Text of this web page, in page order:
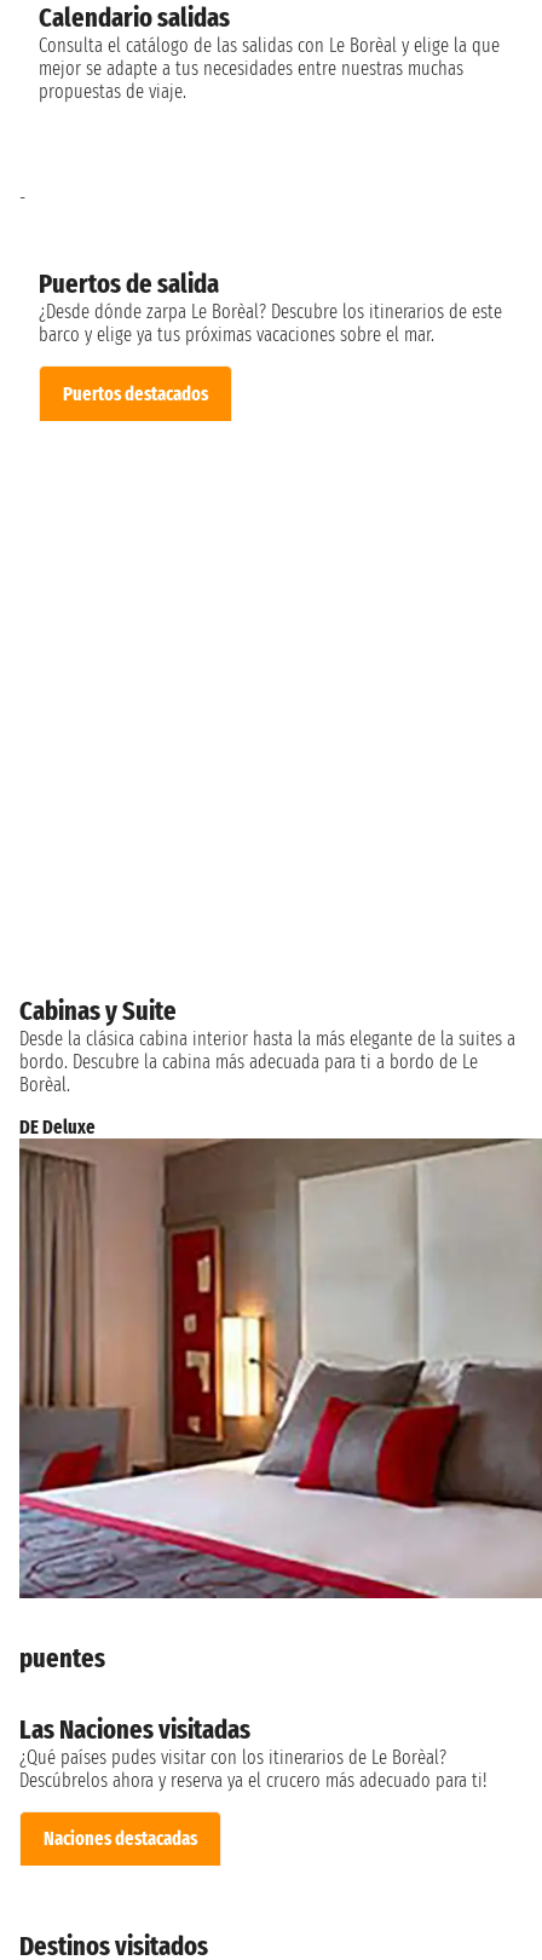
Calendario salidas
Consulta el catálogo de las salidas con Le Borèal y elige la que
mejor se adapte a tus necesidades entre nuestras muchas
propuestas de viaje.
Puertos de salida
¿Desde dónde zarpa Le Borèal? Descubre los itinerarios de este
barco y elige ya tus próximas vacaciones sobre el mar.
Puertos destacados
-
Cabinas y Suite
Desde la clásica cabina interior hasta la más elegante de la suites a
bordo. Descubre la cabina más adecuada para ti a bordo de Le
Borèal.
DE Deluxe
puentes
Las Naciones visitadas
¿Qué países pudes visitar con los itinerarios de Le Borèal?
Descúbrelos ahora y reserva ya el crucero más adecuado para ti!
Naciones destacadas
Destinos visitados